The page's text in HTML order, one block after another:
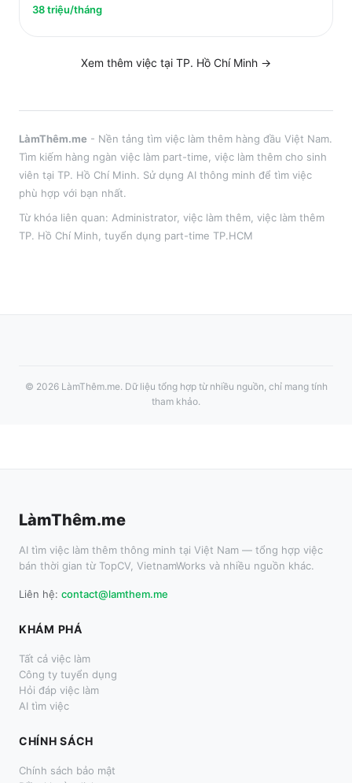
38 triệu/tháng
Xem thêm việc tại TP. Hồ Chí Minh →
LàmThêm.me - Nền tảng tìm việc làm thêm hàng đầu Việt Nam.
Tìm kiếm hàng ngàn việc làm part-time, việc làm thêm cho sinh
viên tại TP. Hồ Chí Minh. Sử dụng AI thông minh để tìm việc
phù hợp với bạn nhất.
Từ khóa liên quan: Administrator, việc làm thêm , việc làm thêm
TP. Hồ Chí Minh , tuyển dụng part-time TP.HCM
© 2026 LàmThêm.me. Dữ liệu tổng hợp từ nhiều nguồn, chỉ mang tính
tham khảo.
LàmThêm.me
AI tìm việc làm thêm thông minh tại Việt Nam — tổng hợp việc
bán thời gian từ TopCV, VietnamWorks và nhiều nguồn khác.
Liên hệ: contact@lamthem.me
KHÁM PHÁ
Tất cả việc làm
Công ty tuyển dụng
Hỏi đáp việc làm
AI tìm việc
CHÍNH SÁCH
Chính sách bảo mật